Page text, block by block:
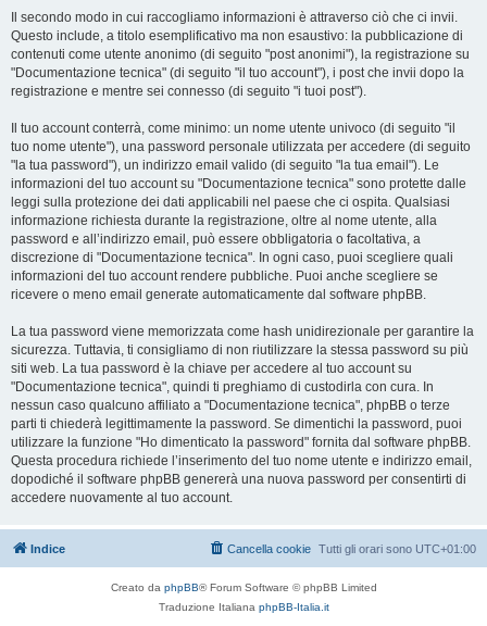
Il secondo modo in cui raccogliamo informazioni è attraverso ciò che ci invii.
Questo include, a titolo esemplificativo ma non esaustivo: la pubblicazione di
contenuti come utente anonimo (di seguito "post anonimi"), la registrazione su
"Documentazione tecnica" (di seguito "il tuo account"), i post che invii dopo la
registrazione e mentre sei connesso (di seguito "i tuoi post").
Il tuo account conterrà, come minimo: un nome utente univoco (di seguito "il
tuo nome utente"), una password personale utilizzata per accedere (di seguito
"la tua password"), un indirizzo email valido (di seguito "la tua email"). Le
informazioni del tuo account su "Documentazione tecnica" sono protette dalle
leggi sulla protezione dei dati applicabili nel paese che ci ospita. Qualsiasi
informazione richiesta durante la registrazione, oltre al nome utente, alla
password e all’indirizzo email, può essere obbligatoria o facoltativa, a
discrezione di "Documentazione tecnica". In ogni caso, puoi scegliere quali
informazioni del tuo account rendere pubbliche. Puoi anche scegliere se
ricevere o meno email generate automaticamente dal software phpBB.
La tua password viene memorizzata come hash unidirezionale per garantire la
sicurezza. Tuttavia, ti consigliamo di non riutilizzare la stessa password su più
siti web. La tua password è la chiave per accedere al tuo account su
"Documentazione tecnica", quindi ti preghiamo di custodirla con cura. In
nessun caso qualcuno affiliato a "Documentazione tecnica", phpBB o terze
parti ti chiederà legittimamente la password. Se dimentichi la password, puoi
utilizzare la funzione "Ho dimenticato la password" fornita dal software phpBB.
Questa procedura richiede l’inserimento del tuo nome utente e indirizzo email,
dopodiché il software phpBB genererà una nuova password per consentirti di
accedere nuovamente al tuo account.
Indice Tutti gli orari sono UTC+01:00
Cancella cookie
Creato da phpBB® Forum Software © phpBB Limited
Traduzione Italiana phpBB-Italia.it